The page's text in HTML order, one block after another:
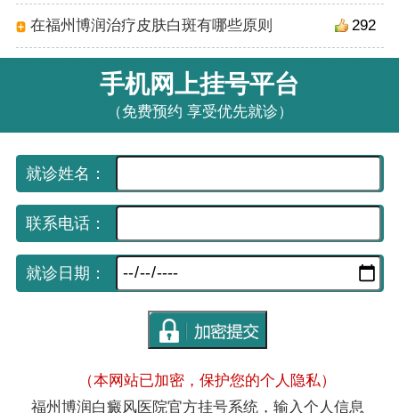
292
在福州博润治疗皮肤白斑有哪些原则
手机网上挂号平台
（免费预约 享受优先就诊）
就诊姓名：
联系电话：
就诊日期：
（本网站已加密，保护您的个人隐私）
福州博润白癜风医院官方挂号系统，输入个人信息